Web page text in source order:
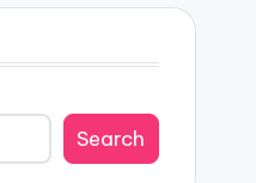
Search